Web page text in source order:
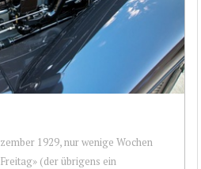
1929, nur wenige Wochen
(der übrigens ein